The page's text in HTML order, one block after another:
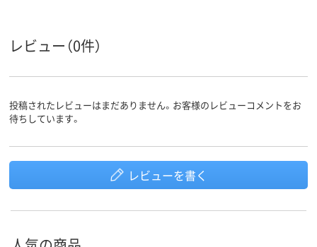
レビュー（0件）
投稿されたレビューはまだありません。お客様のレビューコメントをお
待ちしています。
レビューを書く